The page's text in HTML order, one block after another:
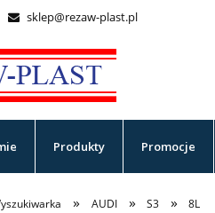
 sklep@rezaw-plast.pl
Produkty Promocje
» AUDI » S3 » 8L